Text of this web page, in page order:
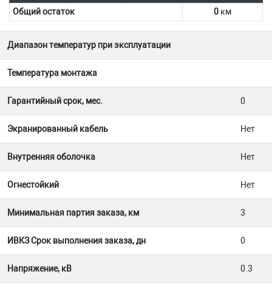
Общий остаток
0 км
Диапазон температур при эксплуатации
Температура монтажа
Гарантийный срок, мес. 0
Экранированный кабель Нет
Внутренняя оболочка Нет
Огнестойкий Нет
Минимальная партия заказа, км 3
ИВКЗ Срок выполнения заказа, дн 0
Напряжение, кВ 0.3